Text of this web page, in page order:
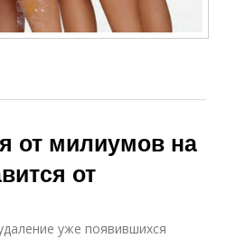
от милиумов на
от
уже появившихся